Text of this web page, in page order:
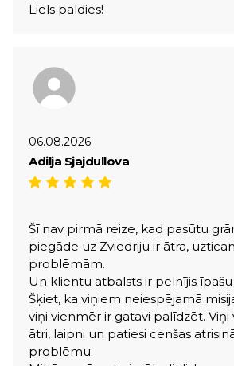
Liels paldies!
06.08.2026
Adilja Sjajdullova
Šī nav pirmā reize, kad pasūtu
piegāde uz Zviedriju ir ātra,
problēmām.
Un klientu atbalsts ir pelnījis
Šķiet, ka viņiem neiespējamā
viņi vienmēr ir gatavi palīdzēt.
ātri, laipni un patiesi cenšas
problēmu.